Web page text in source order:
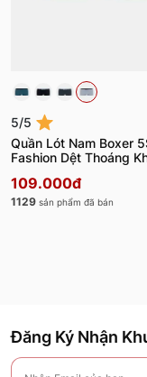
5/5
Quần Lót Nam Boxer
Fashion Dệt Thoáng
109.000đ
1129 sản phẩm đã bán
Đăng Ký Nhận